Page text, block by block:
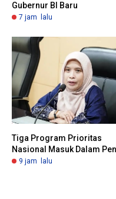
Gubernur BI Baru
7 jam lalu
Tiga Program Prioritas
Nasional Masuk Dalam
9 jam lalu